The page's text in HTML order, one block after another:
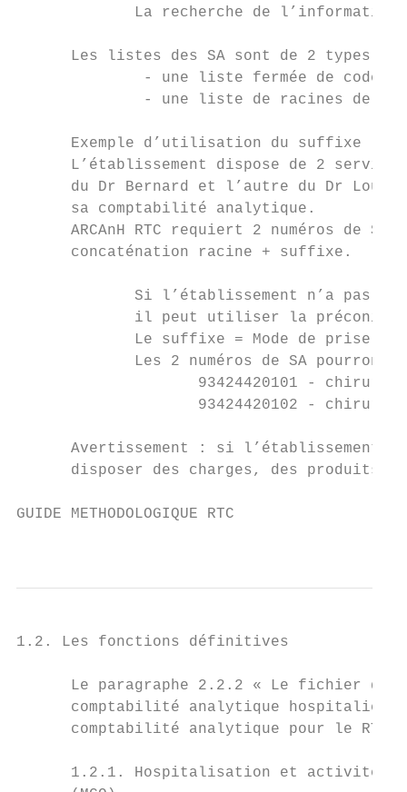
La recherche de
      Les listes des SA sont de 2 types :
              - une liste fermée de codes
- une liste de racines de
      Exemple d’utilisation du suffixe :
L’établissement dispose de 2
du Dr Bernard et l’autre du Dr
      sa comptabilité analytique.
ARCAnH RTC requiert 2 numéros de SA
      concaténation racine + suffixe.
Si l’établissement n’a pas
il peut utiliser la
Le suffixe = Mode de prise
Les 2 numéros de SA pourront
93424420101 -
93424420102 -
Avertissement : si l’établissement
disposer des charges, des produits,
GUIDE METHODOLOGIQUE RTC
1.2. Les fonctions définitives
Le paragraphe 2.2.2 « Le fichier de
comptabilité analytique
      comptabilité analytique pour le RTC.
1.2.1. Hospitalisation et activité